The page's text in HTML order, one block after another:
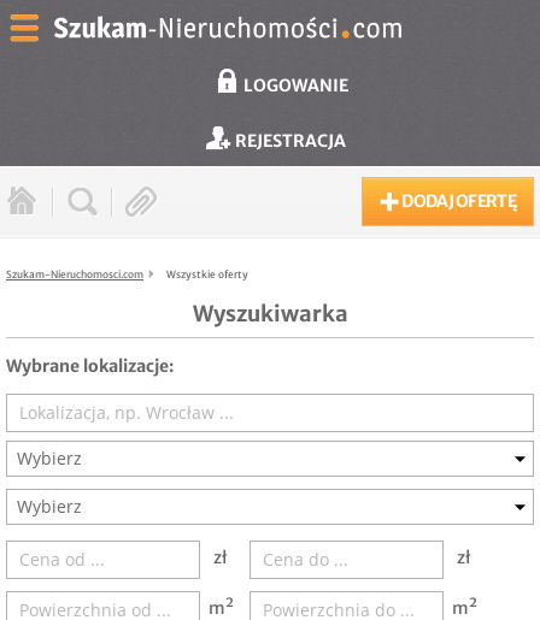
LOGOWANIE
REJESTRACJA
DODAJ OFERTĘ
Szukam-Nieruchomosci.com Wszystkie oferty
Wyszukiwarka
Wybrane lokalizacje:
Wybierz
Wybierz
zł zł
m² m²